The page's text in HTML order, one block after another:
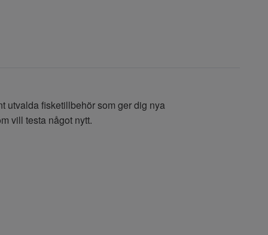
utvalda fisketillbehör som ger dig nya
vill testa något nytt.